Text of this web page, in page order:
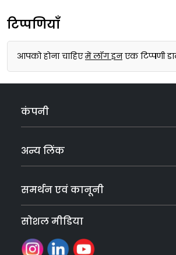
टिप्पणियाँ
आपको होना चाहिएमें लॉग इनएक टिप्पणी
कंपनी
अन्य लिंक
समर्थन एवं कानूनी
सोशल मीडिया